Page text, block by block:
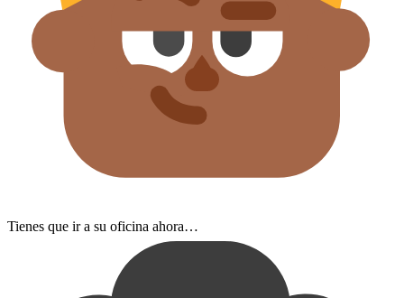
Tienes que ir a su oficina ahora…